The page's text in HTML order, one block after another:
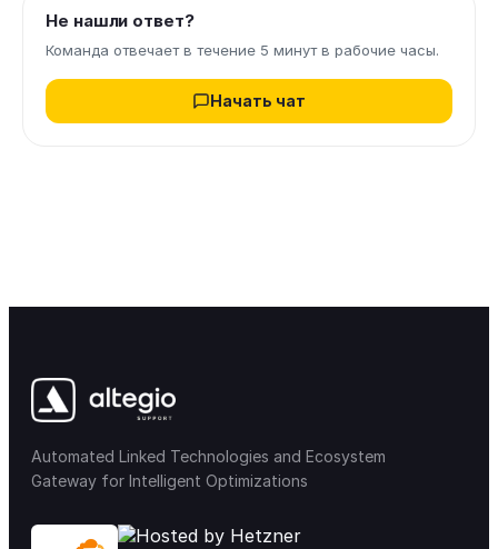
Не нашли ответ?
Команда отвечает в течение 5 минут в рабочие часы.
Начать чат
Automated Linked Technologies and Ecosystem
Gateway for Intelligent Optimizations